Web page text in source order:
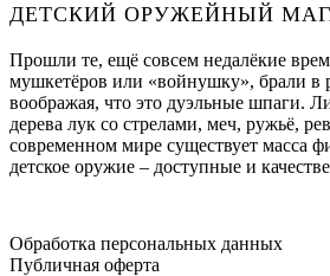
ДЕТСКИЙ ОРУЖЕЙНЫЙ
Прошли те, ещё совсем недалёкие
мушкетёров или «войнушку», брали в
воображая, что это дуэльные шпаги.
дерева лук со стрелами, меч, ружьё,
современном мире существует масса
детское оружие – доступные и
Обработка персональных данных
Публичная оферта